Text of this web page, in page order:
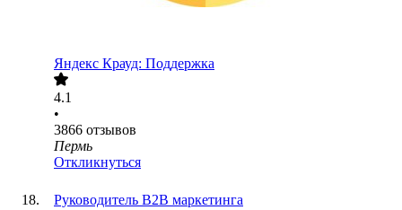
Яндекс Крауд: Поддержка
4.1
•
3866 отзывов
Пермь
Откликнуться
Руководитель B2B маркетинга